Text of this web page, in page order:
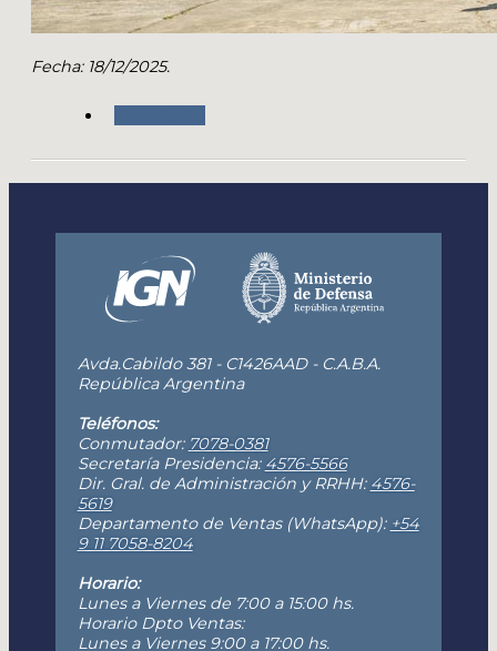
Fecha: 18/12/2025.
Avda.Cabildo 381 - C1426AAD - C.A.B.A.
República Argentina
Teléfonos:
Conmutador: 7078-0381
Secretaría Presidencia: 4576-5566
Dir. Gral. de Administración y RRHH: 4576-
5619
Departamento de Ventas (WhatsApp): +54
9 11 7058-8204
Horario:
Lunes a Viernes de 7:00 a 15:00 hs.
Horario Dpto Ventas:
Lunes a Viernes 9:00 a 17:00 hs.